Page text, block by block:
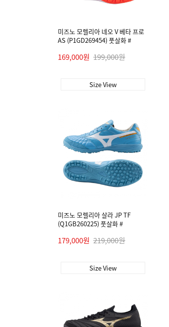
미즈노 모렐리아 네오 V 베타 프로
AS (P1GD269454) 풋살화 #
169,000원 199,000원
Size View
미즈노 모렐리아 살라 JP TF
(Q1GB260225) 풋살화 #
179,000원 219,000원
Size View